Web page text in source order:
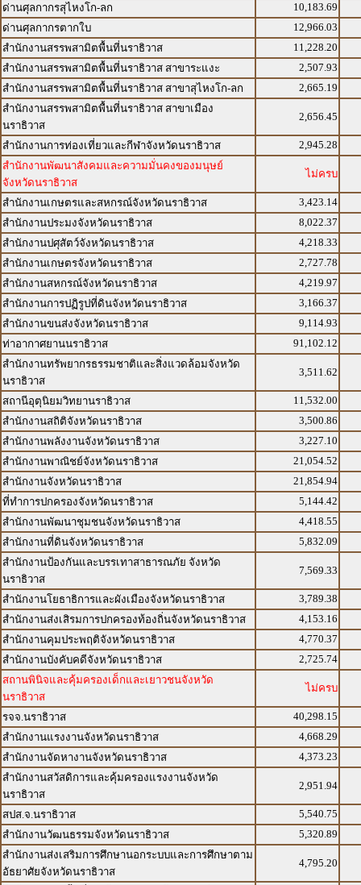
ด่านศุลกากรสุไหงโก-ลก
10,183.69
ด่านศุลกากรตากใบ
12,966.03
สำนักงานสรรพสามิตพื้นที่นราธิวาส
11,228.20
สำนักงานสรรพสามิตพื้นที่นราธิวาส สาขาระแงะ
2,507.93
สำนักงานสรรพสามิตพื้นที่นราธิวาส สาขาสุไหงโก-ลก
2,665.19
สำนักงานสรรพสามิตพื้นที่นราธิวาส สาขาเมือง
นราธิวาส
2,656.45
สำนักงานการท่องเที่ยวและกีฬาจังหวัดนราธิวาส
2,945.28
สำนักงานพัฒนาสังคมและความมั่นคงของมนุษย์
จังหวัดนราธิวาส
ไม่ครบ
สำนักงานเกษตรและสหกรณ์จังหวัดนราธิวาส
3,423.14
สำนักงานประมงจังหวัดนราธิวาส
8,022.37
สำนักงานปศุสัตว์จังหวัดนราธิวาส
4,218.33
สำนักงานเกษตรจังหวัดนราธิวาส
2,727.78
สำนักงานสหกรณ์จังหวัดนราธิวาส
4,219.97
สำนักงานการปฏิรูปที่ดินจังหวัดนราธิวาส
3,166.37
สำนักงานขนส่งจังหวัดนราธิวาส
9,114.93
ท่าอากาศยานนราธิวาส
91,102.12
สำนักงานทรัพยากรธรรมชาติและสิ่งแวดล้อมจังหวัด
นราธิวาส
3,511.62
สถานีอุตุนิยมวิทยานราธิวาส
11,532.00
สำนักงานสถิติจังหวัดนราธิวาส
3,500.86
สำนักงานพลังงานจังหวัดนราธิวาส
3,227.10
สำนักงานพาณิชย์จังหวัดนราธิวาส
21,054.52
สำนักงานจังหวัดนราธิวาส
21,854.94
ที่ทำการปกครองจังหวัดนราธิวาส
5,144.42
สำนักงานพัฒนาชุมชนจังหวัดนราธิวาส
4,418.55
สำนักงานที่ดินจังหวัดนราธิวาส
5,832.09
สำนักงานป้องกันและบรรเทาสาธารณภัย จังหวัด
นราธิวาส
7,569.33
สำนักงานโยธาธิการและผังเมืองจังหวัดนราธิวาส
3,789.38
สำนักงานส่งเสิรมการปกครองท้องถิ่นจังหวัดนราธิวาส
4,153.16
สำนักงานคุมประพฤติจังหวัดนราธิวาส
4,770.37
สำนักงานบังคับคดีจังหวัดนราธิวาส
2,725.74
สถานพินิจและคุ้มครองเด็กและเยาวชนจังหวัด
นราธิวาส
ไม่ครบ
รจจ.นราธิวาส
40,298.15
สำนักงานแรงงานจังหวัดนราธิวาส
4,668.29
สำนักงานจัดหางานจังหวัดนราธิวาส
4,373.23
สำนักงานสวัสดิการและคุ้มครองแรงงานจังหวัด
นราธิวาส
2,951.94
สปส.จ.นราธิวาส
5,540.75
สำนักงานวัฒนธรรมจังหวัดนราธิวาส
5,320.89
สำนักงานส่งเสริมการศึกษานอกระบบและการศึกษาตาม
อัธยาศัยจังหวัดนราธิวาส
4,795.20